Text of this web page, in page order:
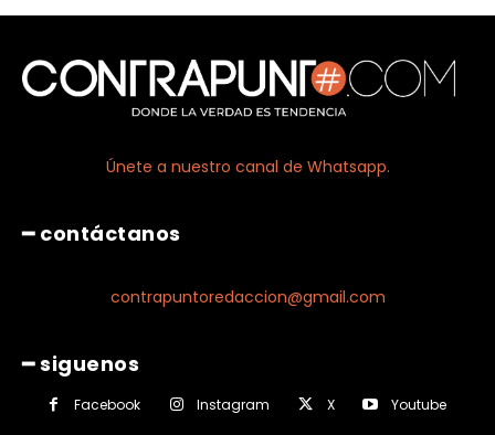
Únete a nuestro canal de Whatsapp.
━ contáctanos
contrapuntoredaccion@gmail.com
━ siguenos
Facebook Instagram X Youtube